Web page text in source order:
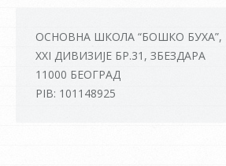
ОСНОВНА ШКОЛА “БОШКО БУХА”,
XXI ДИВИЗИЈЕ БР.31, ЗБЕЗДАРА
11000 БЕОГРАД
PIB: 101148925